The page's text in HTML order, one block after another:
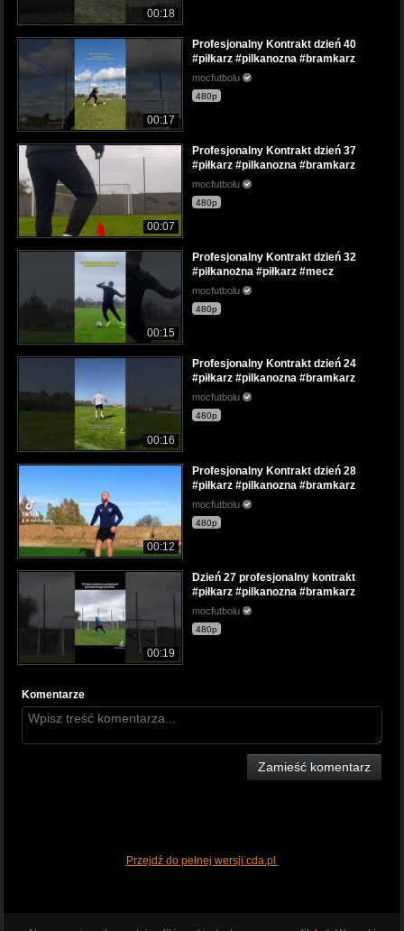
00:18
00:17
Profesjonalny Kontrakt dzień 40
#piłkarz #pilkanozna #bramkarz
mocfutbolu
480p
00:07
Profesjonalny Kontrakt dzień 37
#piłkarz #pilkanozna #bramkarz
mocfutbolu
480p
00:15
Profesjonalny Kontrakt dzień 32
#piłkanożna #piłkarz #mecz
mocfutbolu
480p
00:16
Profesjonalny Kontrakt dzień 24
#piłkarz #pilkanozna #bramkarz
mocfutbolu
480p
00:12
Profesjonalny Kontrakt dzień 28
#piłkarz #pilkanozna #bramkarz
mocfutbolu
480p
00:19
Dzień 27 profesjonalny kontrakt
#piłkarz #pilkanozna #bramkarz
mocfutbolu
480p
Komentarze
Zamieść komentarz
Przejdź do pełnej wersji cda.pl